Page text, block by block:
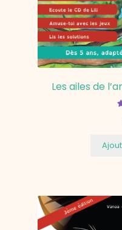
Les ailes de